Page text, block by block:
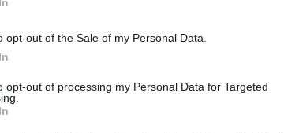
opt-out of the Sale of my Personal Data.
opt-out of processing my Personal Data for Targeted
facile, efficace, mais